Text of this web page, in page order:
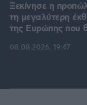
Ξεκίνησε η
τη μεγαλύτερη
της Ευρώπης που
08.08.2026, 19:47